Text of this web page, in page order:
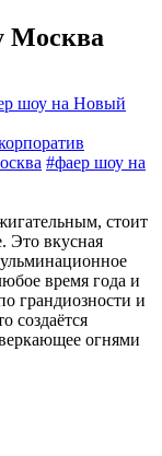
Москва
шоу на Новый
#фаер шоу на
стоит
Это вкусная
время года и
грандиозности и
создаётся
огнями